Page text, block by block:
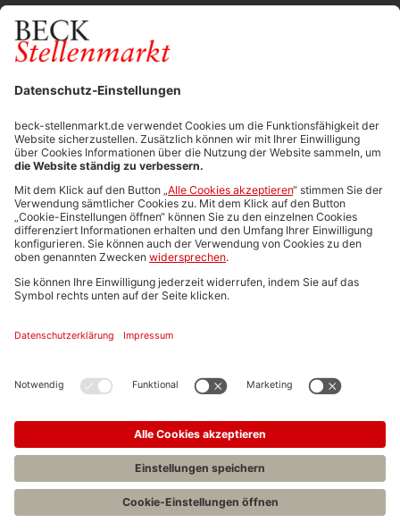
Durchsuchen Sie den Stellenkatalog
FÜR ARBEITGEBER
Stellenmarktpreise
Anzeigen-AGB
Media-Daten
Newsletteranmeldung
Produktübersicht
ALLGEMEIN
FAQs
Impressum
Stellenangebote C.H.BECK
Entwickelt durchJobiqo